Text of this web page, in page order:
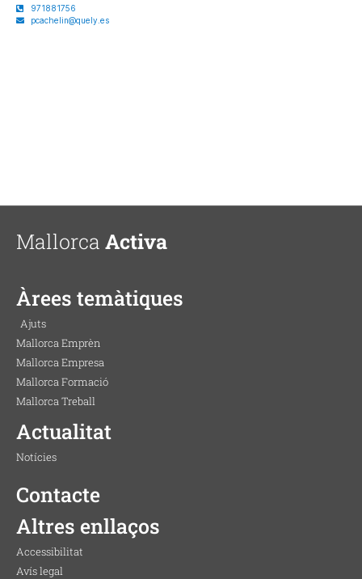
971881756
pcachelin@quely.es
Mallorca Activa
Àrees temàtiques
Ajuts
Mallorca Emprèn
Mallorca Empresa
Mallorca Formació
Mallorca Treball
Actualitat
Notícies
Contacte
Altres enllaços
Accessibilitat
Avís legal